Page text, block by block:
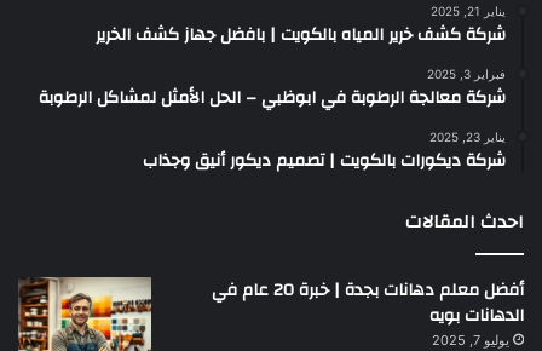
يناير 21, 2025
شركة كشف خرير المياه بالكويت | بافضل جهاز كشف الخرير
فبراير 3, 2025
شركة معالجة الرطوبة في ابوظبي – الحل الأمثل لمشاكل الرطوبة
يناير 23, 2025
شركة ديكورات بالكويت | تصميم ديكور أنيق وجذاب
احدث المقالات
أفضل معلم دهانات بجدة | خبرة 20 عام في
الدهانات بويه
يوليو 7, 2025